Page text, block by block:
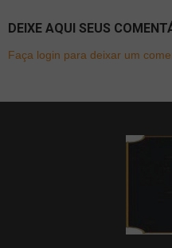
DEIXE AQUI SEUS
Faça login para deixar um